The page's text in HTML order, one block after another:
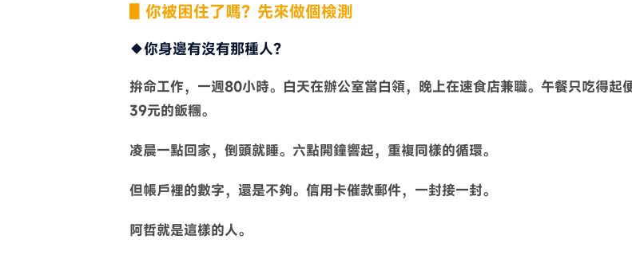
▋你被困住了嗎？先來做個檢測
◆你身邊有沒有那種人？
拚命工作，一週80小時。白天在辦公室當白領，晚上在速食店兼職。午餐只吃得起
39元的飯糰。
凌晨一點回家，倒頭就睡。六點開鐘響起，重複同樣的循環。
但帳戶裡的數字，還是不夠。信用卡催款郵件，一封接一封。
阿哲就是這樣的人。